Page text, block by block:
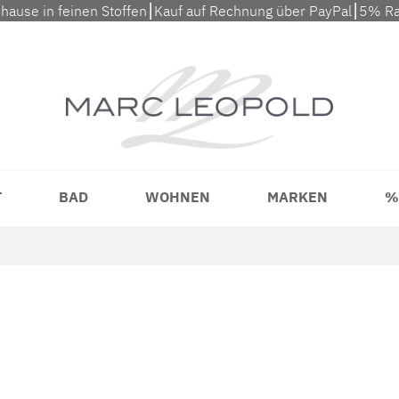
in feinen Stoffen⎮Kauf auf Rechnung über PayPal⎮5%
BAD WOHNEN MARKEN